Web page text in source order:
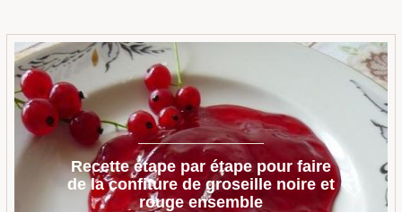
Recette étape par étape pour faire
de la confiture de groseille noire et
rouge ensemble